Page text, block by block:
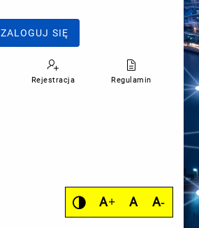
ZALOGUJ SIĘ
Rejestracja Regulamin
A+ A A-